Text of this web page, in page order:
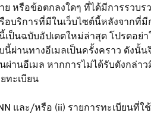
หรือข้อตกลงใดๆ ที่ได้มีการรวบร
บริการที่มีในเว็บไซต์นี้หลังจากที่
ฉบับอัปเดตใหม่ล่าสุด โปรดอย่า
นี้ผ่านทางอีเมลเป็นครั้งคราว ดัง
านอีเมล หากการไม่ได้รับดังกล่า
ทะเบียน
และ/หรือ (ii) รายการทะเบียนที่